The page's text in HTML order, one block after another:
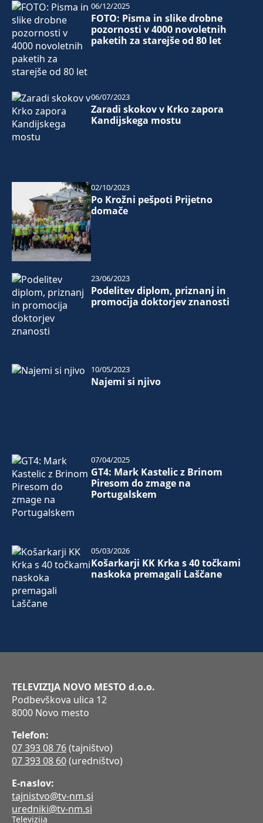
FOTO: Pisma in slike drobne
pozornosti v 4000 novoletnih
paketih za starejše od 80 let
06/12/2025
Zaradi skokov v Krko zapora
Kandijskega mostu
06/07/2023
Po Krožni pešpoti Prijetno
domače
02/10/2023
Podelitev diplom, priznanj in
promocija doktorjev znanosti
23/06/2023
Najemi si njivo
10/05/2023
GT4: Mark Kastelic z Brinom
Piresom do zmage na
Portugalskem
07/04/2025
Košarkarji KK Krka s 40 točkami
naskoka premagali Laščane
05/03/2026
TELEVIZIJA NOVO MESTO d.o.o.
Podbevškova ulica 12
8000 Novo mesto
Telefon:
07 393 08 76(tajništvo)
07 393 08 60(uredništvo)
E-naslov:
tajnistvo@tv-nm.si
uredniki@tv-nm.si
Televizija